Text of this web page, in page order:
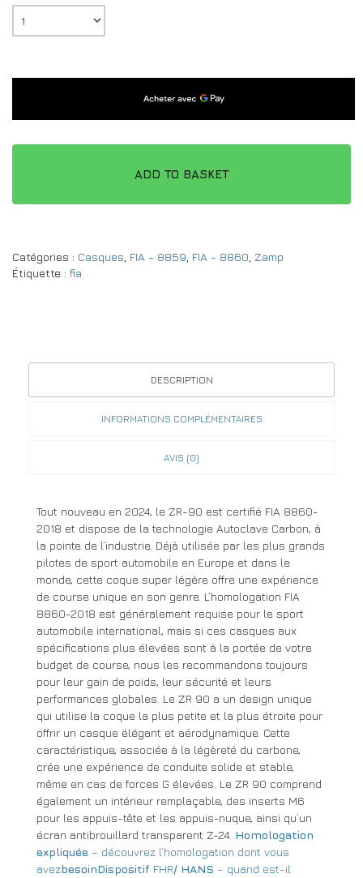
ADD TO BASKET
Catégories : Casques FIA - 8859 FIA - 8860 Zamp
Étiquette : fia
DESCRIPTION
INFORMATIONS COMPLÉMENTAIRES
AVIS (0)
Tout nouveau en 2024, le ZR-90 est certifié FIA 8860-
2018 et dispose de la technologie Autoclave Carbon, à
la pointe de l’industrie. Déjà utilisée par les plus grands
pilotes de sport automobile en Europe et dans le
monde, cette coque super légère offre une expérience
de course unique en son genre. L’homologation FIA
8860-2018 est généralement requise pour le sport
automobile international, mais si ces casques aux
spécifications plus élevées sont à la portée de votre
budget de course, nous les recommandons toujours
pour leur gain de poids, leur sécurité et leurs
performances globales. Le ZR 90 a un design unique
qui utilise la coque la plus petite et la plus étroite pour
offrir un casque élégant et aérodynamique. Cette
caractéristique, associée à la légèreté du carbone,
crée une expérience de conduite solide et stable,
même en cas de forces G élevées. Le ZR 90 comprend
également un intérieur remplaçable, des inserts M6
pour les appuis-tête et les appuis-nuque, ainsi qu’un
écran antibrouillard transparent Z-24. Homologation
expliquée – découvrez l’homologation dont vous
avezbesoinDispositif FHR/ HANS – quand est-il